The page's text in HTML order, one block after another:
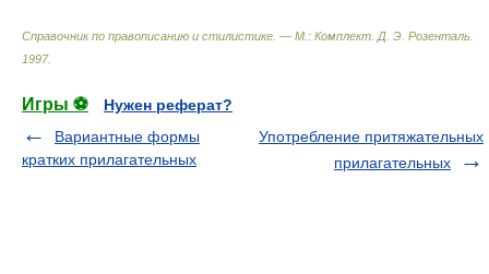
Справочник по правописанию и стилистике. — М.: Комплект Д. Э. Розенталь
1997.
Игры ⚽
Нужен реферат?
Вариантные формы
кратких прилагательных
Употребление притяжательных
прилагательных